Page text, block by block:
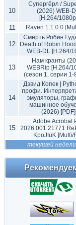
10
Супергёрл /
(2026) WEB-
[H.264/
11 Raven 1.1.0.0
12
Смерть Робин
Death of Robin
WEB-DL [H.264/
13
Нам кранты
WEBRip [H.264/
(сезон 1, серии 1-
14
Дэвид Копек |
профи.
эмуляторы,
машинное
(2026) [PDF]
15
Adobe Acrobat
2026.001.21771
KpoJIuK [Multi/
текущей недели